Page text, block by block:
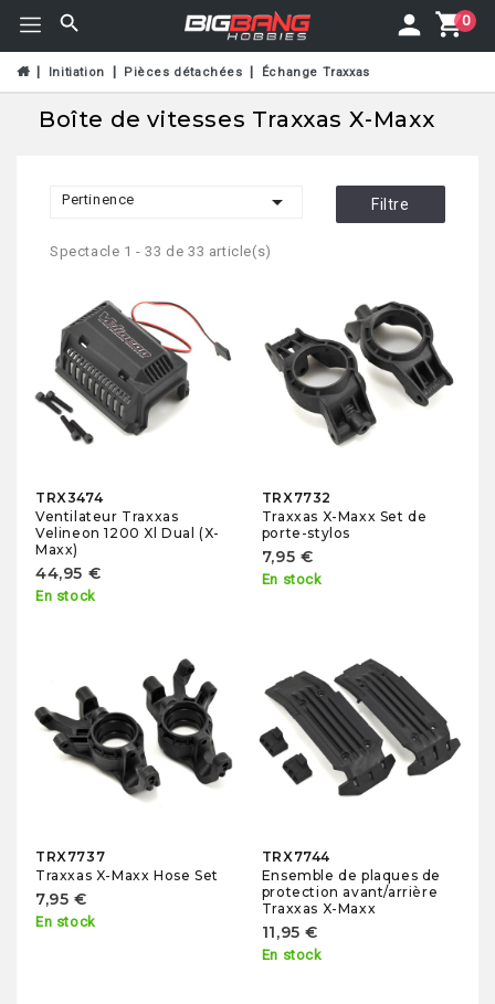
0
Initiation Pièces détachées Échange Traxxas
Boîte de vitesses Traxxas X-Maxx
Pertinence  Filtre
Spectacle 1 - 33 de 33 article(s)
TRX3474
Ventilateur Traxxas
Velineon 1200 Xl Dual (X-
Maxx)
44,95 €
En stock
TRX7732
Traxxas X-Maxx Set de
porte-stylos
7,95 €
En stock
TRX7737
Traxxas X-Maxx Hose Set
7,95 €
En stock
TRX7744
Ensemble de plaques de
protection avant/arrière
Traxxas X-Maxx
11,95 €
En stock